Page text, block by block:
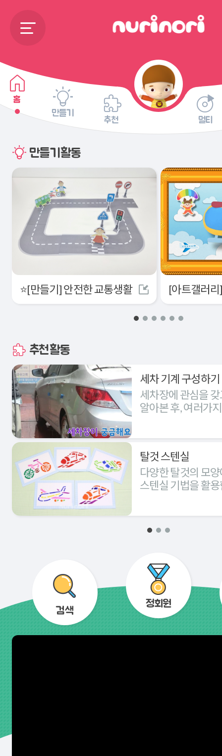
홈
만들기
추천 멀티
만들기활동
⭐[만들기] 안전한 교통생활
추천활동
세차 기계 구성하기
세차장에 관심을
알아본 후, 여러가
탈것 스텐실
다양한 탈것의 모
스텐실 기법을 활
검색
정회원